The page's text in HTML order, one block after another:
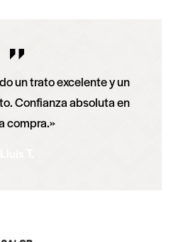
un trato excelente y un
Confianza absoluta en
compra.»